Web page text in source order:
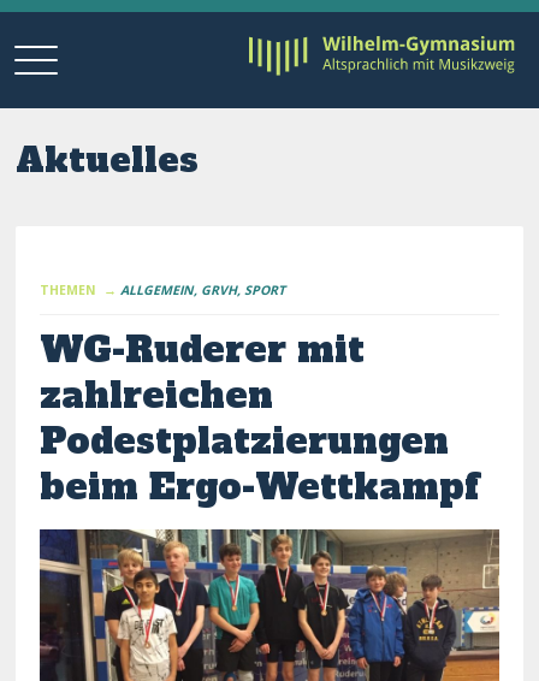
Aktuelles
THEMEN → ALLGEMEIN GRVH SPORT
WG-Ruderer mit
zahlreichen
Podestplatzierungen
beim Ergo-Wettkampf